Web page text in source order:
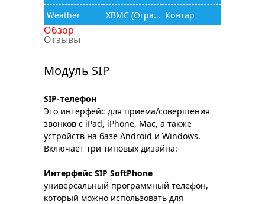
Weather
XBMC (Ограниченный функционал) Контар
Обзор
Отзывы
Модуль SIP
SIP-телефон
Это интерфейс для приема/совершения
звонков с iPad, iPhone, Mac, а также
устройств на базе Android и Windows.
Включает три типовых дизайна:
Интерфейс SIP SoftPhone
универсальный программный телефон,
который можно использовать для